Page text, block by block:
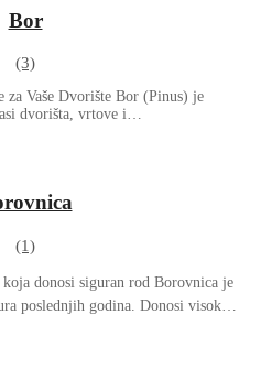
Bor
(3)
Vaše Dvorište Bor (Pinus) je
dvorišta, vrtove i…
(1)
donosi siguran rod Borovnica je
poslednjih godina. Donosi visok…